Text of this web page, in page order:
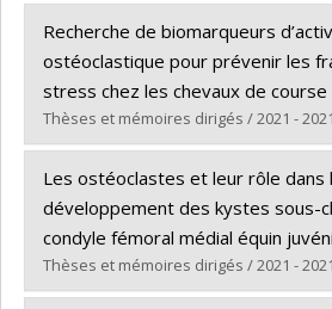
Graduate :Wadbled, Laure
Cycle :Master's
Grade :M. Sc.
Lien vers le document dans Papyrus
Recherche de biomarqueurs
ostéoclastique pour prévenir les
stress chez les chevaux de course
Thèses et mémoires dirigés / 2021 - 2021
Graduate :Malek, Gwladys
Cycle :Master's
Grade : M. Sc.
Lien vers le document dans Papyrus
Les ostéoclastes et leur rôle dans
développement des kystes sous-
condyle fémoral médial équin
Thèses et mémoires dirigés / 2021 - 2021